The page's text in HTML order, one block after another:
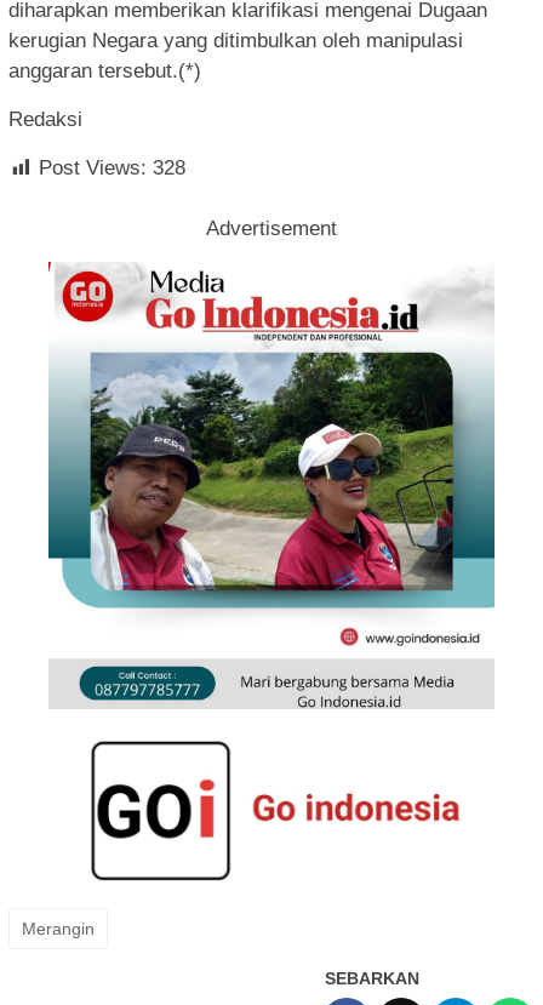
diharapkan memberikan klarifikasi mengenai Dugaan
kerugian Negara yang ditimbulkan oleh manipulasi
anggaran tersebut.(*)
Redaksi
Post Views: 328
Advertisement
Merangin
SEBARKAN